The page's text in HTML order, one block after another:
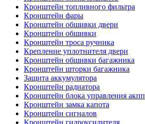
Кронштейн топливного фильтра
Кронштейн фары
Кронштейн обшивки двери
Кронштейн обшивки
Кронштейн троса ручника
Крепление уплотнителя двери
Кронштейн обшивки багажника
Кронштейн шторки багажника
Защита аккумулятора
Кронштейн радиатора
Кронштейн блока управления акпп
Кронштейн замка капота
Кронштейн сигналов
Кронштейн гидроусилителя